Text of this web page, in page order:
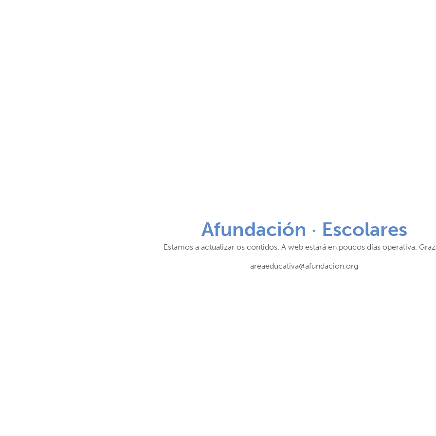
Afundación · Escolares
Estamos a actualizar os contidos. A web estará en poucos días operativa.
areaeducativa@afundacion.org